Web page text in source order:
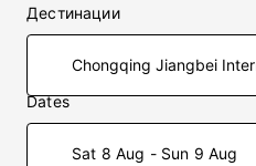
Дестинации
Dates
Sat 8 Aug - Sun 9 Aug